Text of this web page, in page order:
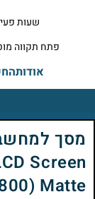
שעות פעילות א'-ה'
פתח תקווה מוטה גור 5 קומה ראשונה
אודות
Screen
Matte